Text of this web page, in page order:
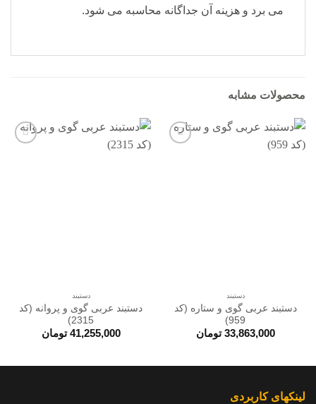
می برد و هزینه آن جداگانه محاسبه می شود.
محصولات مشابه
دستبند
دستبند عربی گوی و ستاره (کد
959)
33,863,000 تومان
دستبند
دستبند عربی گوی و پروانه (کد
2315)
41,255,000 تومان
لینکهای کاربردی